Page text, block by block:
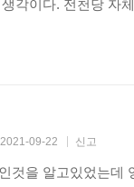
각이다. 전천당 자
2021-09-22 신고
것을 알고있었는데